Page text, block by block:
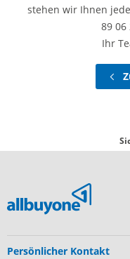
stehen wir Ihnen
89 06
Ihr
Persönlicher Kontakt